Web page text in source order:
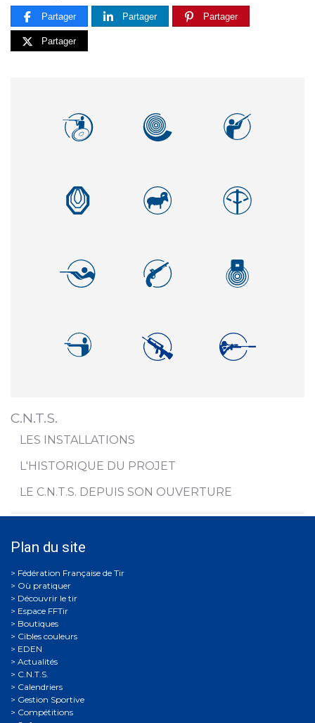
Partager Partager Partager
Partager
C.N.T.S.
LES INSTALLATIONS
L'HISTORIQUE DU PROJET
LE C.N.T.S. DEPUIS SON OUVERTURE
Plan du site
Où pratiquer
Découvrir le tir
Espace FFTir
Boutiques
Cibles couleurs
EDEN
Actualités
C.N.T.S.
Calendriers
Gestion Sportive
Compétitions